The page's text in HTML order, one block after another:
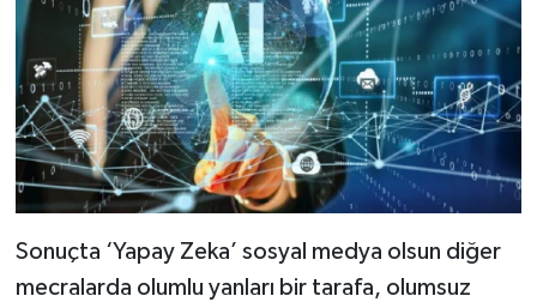
Sonuçta ‘Yapay Zeka’ sosyal medya olsun diğer
mecralarda olumlu yanları bir tarafa, olumsuz